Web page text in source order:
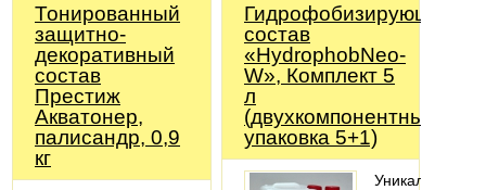
Тонированный
защитно-
декоративный
состав
Престиж
Акватонер,
палисандр, 0,9
кг
Гидрофобизирующий
состав
«HydrophobNeo-
W», Комплект 5
л
(двухкомпонентный,
упаковка 5+1)
Уникальный